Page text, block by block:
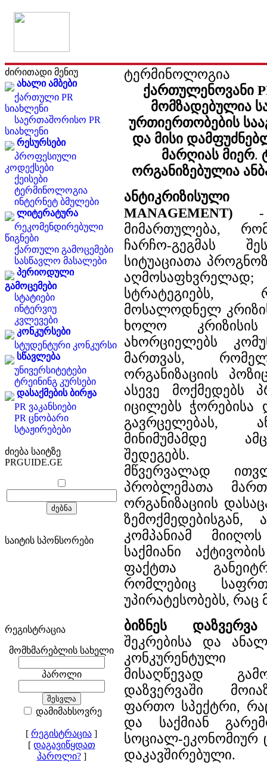
ძირითადი მენიუ
ახალი ამბები
ქართული PR
სიახლენი
საერთაშორისო PR
სიახლენი
რესურსები
პროფესიული
კოდექსები
ქეისები
ტერმინოლოგია
ინტერნეტ ბმულები
ლიტერატურა
რეკომენდირებული
წიგნები
ქართული გამოცემები
სასწავლო მასალები
პერიოდული
გამოცემები
სტატიები
ინტერვიუ
კვლევები
კონკურსები
სტუდენტური კონკურსი
სწავლება
უნივერსიტეტები
ტრეინინგ კურსები
დასაქმების ბირჟა
PR ვაკანსიები
PR ცნობარი
სტაჟირებები
ძიება საიტზე
PRGUIDE.GE
საიტის სპონსორები
რეგისტრაცია
მომხმარებლის სახელი
პაროლი
დამიმახსოვრე
[ რეგისტრაცია ]
[ დაგავიწყდათ
პაროლი?]
ტერმინოლოგია
ქართულენოვანი
მომზადებულია
ურთიერთობების
და მისი
მარღიას მიერ.
ორგანიზებულია
MANAGEMENT) -
მიმართულება,
ჩარჩო-გეგმას
სიტუაციათა
მოსალოდნელ
ხოლო
ახორციელებს
მართვას,
ორგანიზაციის
ასევე მოქმედებს
იცილებს ჭორებისა
გავრცელებას,
მინიმუმამდე
შედეგებს.
მწვერვალად
პრობლემათა
ორგანიზაციის
კომპანიამ
საქმიანი
ფაქტთა
რომლებიც
უპირატესობებს, რაც
ბიზნეს დაზვერვა
შეკრებისა და
მისაღწევად
დაზვერვაში
ფართო სპექტრი,
და საქმიან
სოციალ-ეკონომიურ
დაკავშირებული.